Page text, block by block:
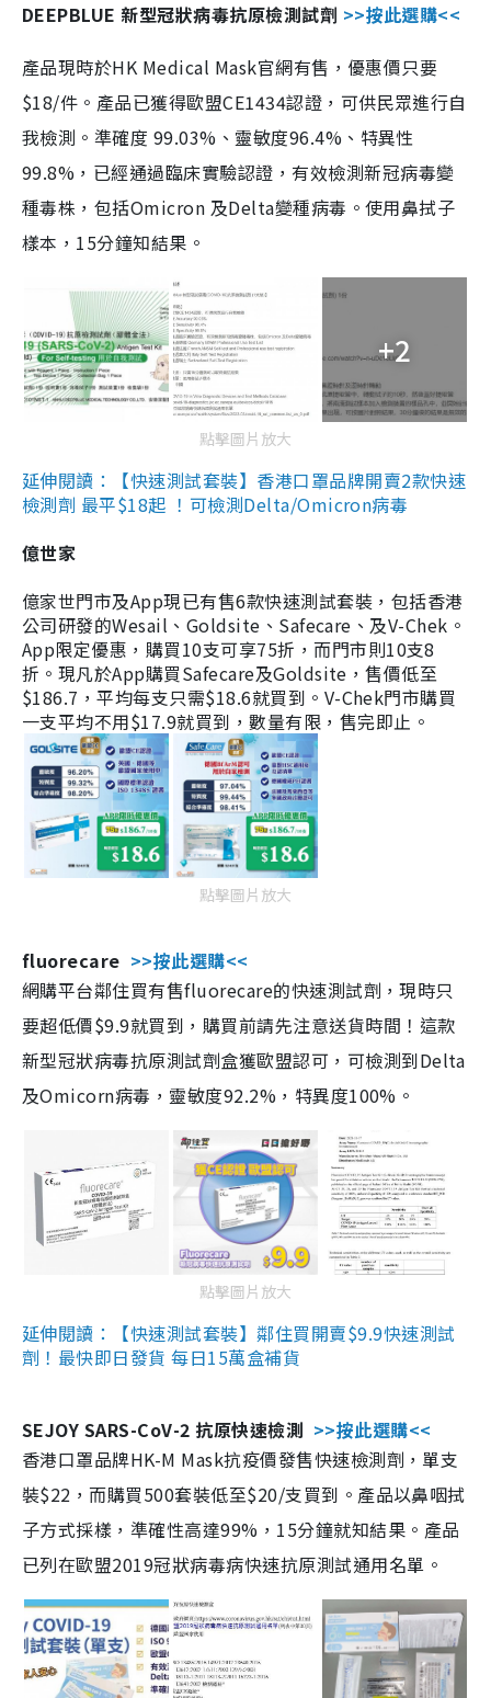
DEEPBLUE 新型冠狀病毒抗原檢測試劑 >>按此選購<<
產品現時於HK Medical Mask官網有售，優惠價只要
$18/件。產品已獲得歐盟CE1434認證，可供民眾進行自
我檢測。準確度 99.03%、靈敏度96.4%、特異性
99.8%，已經通過臨床實驗認證，有效檢測新冠病毒變
種毒株，包括Omicron 及Delta變種病毒。使用鼻拭子
樣本，15分鐘知結果。
+2
點擊圖片放大
延伸閱讀：【快速測試套裝】香港口罩品牌開賣2款快速
檢測劑 最平$18起 ！可檢測Delta/Omicron病毒
億世家
億家世門市及App現已有售6款快速測試套裝，包括香港
公司研發的Wesail、Goldsite、Safecare、及V-Chek。
App限定優惠，購買10支可享75折，而門市則10支8
折。現凡於App購買Safecare及Goldsite，售價低至
$186.7，平均每支只需$18.6就買到。V-Chek門市購買
一支平均不用$17.9就買到，數量有限，售完即止。
點擊圖片放大
fluorecare >>按此選購<<
網購平台鄰住買有售fluorecare的快速測試劑，現時只
要超低價$9.9就買到，購買前請先注意送貨時間！這款
新型冠狀病毒抗原測試劑盒獲歐盟認可，可檢測到Delta
及Omicorn病毒，靈敏度92.2%，特異度100%。
點擊圖片放大
延伸閱讀：【快速測試套裝】鄰住買開賣$9.9快速測試
劑！最快即日發貨 每日15萬盒補貨
SEJOY SARS-CoV-2 抗原快速檢測 >>按此選購<<
香港口罩品牌HK-M Mask抗疫價發售快速檢測劑，單支
裝$22，而購買500套裝低至$20/支買到。產品以鼻咽拭
子方式採樣，準確性高達99%，15分鐘就知結果。產品
已列在歐盟2019冠狀病毒病快速抗原測試通用名單。